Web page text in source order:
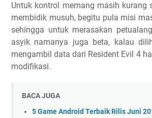
Untuk kontrol memang masih kurang
membidik musuh, begitu pula misi
sehingga untuk merasakan
asyik namanya juga beta, kalau
mengambil data dari Resident Evil 4
modifikasi.
BACA JUGA
5 Game Android Terbaik Rilis Juni